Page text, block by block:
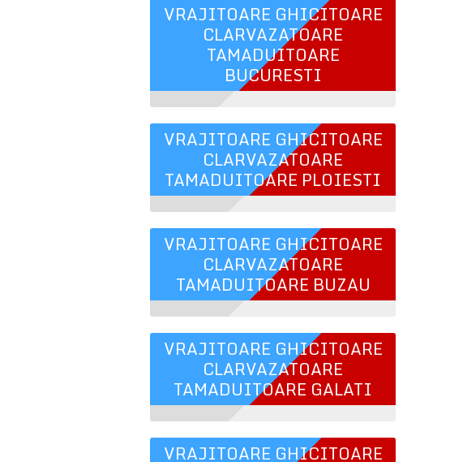
VRAJITOARE GHICITOARE
CLARVAZATOARE
TAMADUITOARE
BUCURESTI
VRAJITOARE GHICITOARE
CLARVAZATOARE
TAMADUITOARE PLOIESTI
VRAJITOARE GHICITOARE
CLARVAZATOARE
TAMADUITOARE BUZAU
VRAJITOARE GHICITOARE
CLARVAZATOARE
TAMADUITOARE GALATI
VRAJITOARE GHICITOARE